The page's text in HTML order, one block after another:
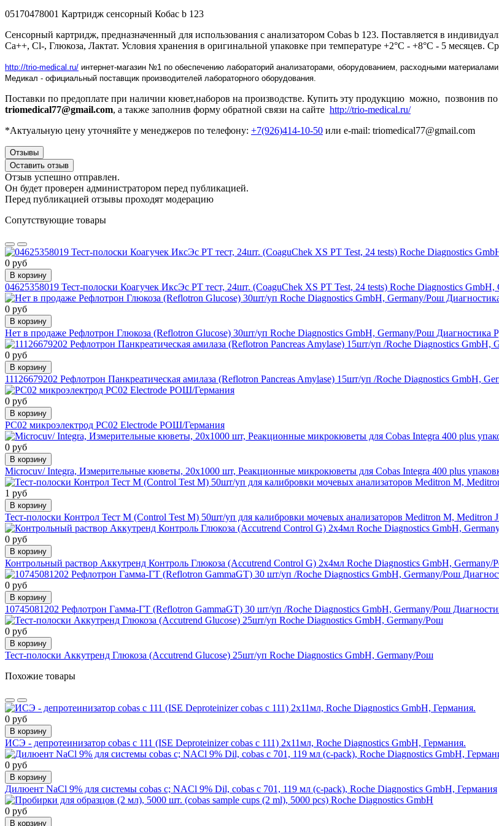
05170478001 Картридж сенсорный Кобас b 123
Сенсорный картридж, предназначенный для использования с анализатором Сobas b 123. Поставляется в
Ca++, Cl-, Глюкоза, Лактат. Условия хранения в оригинальной упаковке при температуре +2°C - +8°C - 5 месяцев.
http://trio-medical.ru/ интернет-магазин №1 по обеспечению лабораторий анализаторами, оборудованием, расходными
Медикал - официальный поставщик производителей лабораторного оборудования.
Поставки по предоплате при наличии кювет,наборов на производстве. Купить эту продукцию можно, позвонив по
triomedical77@gmail.com, а также заполнив форму обратной связи на сайте http://trio-medical.ru/
*Актуальную цену уточняйте у менеджеров по телефону: +7(926)414-10-50 или e-mail: triomedical77@gmail.com
Отзывы
Оставить отзыв
Отзыв успешно отправлен.
Он будет проверен администратором перед публикацией.
Перед публикацией отзывы проходят модерацию
Сопутствующие товары
0 руб
В корзину
04625358019 Тест-полоски Коагучек ИксЭс РТ тест, 24шт. (CoaguChek XS РТ Test, 24 tests) Roche Diagnostics
0 руб
В корзину
Нет в продаже Рефлотрон Глюкоза (Reflotron Glucose) 30шт/уп Roche Diagnostics GmbH, Germany/Рош Диагностика
0 руб
В корзину
11126679202 Рефлотрон Панкреатическая амилаза (Reflotron Pancreas Amylase) 15шт/уп /Roche Diagnostics GmbH,
0 руб
В корзину
РС02 микроэлектрод РС02 Electrode РОШ/Германия
0 руб
В корзину
Microcuv/ Integra, Измерительные кюветы, 20х1000 шт, Реакционные микрокюветы для Cobas Integra 400 plus
1 руб
В корзину
Тест-полоски Контрол Тест М (Control Test M) 50шт/уп для калибровки мочевых анализаторов Meditron M, Meditron
0 руб
В корзину
Контрольный раствор Аккутренд Контроль Глюкоза (Accutrend Control G) 2х4мл Roche Diagnostics GmbH,
0 руб
В корзину
10745081202 Рефлотрон Гамма-ГТ (Reflotron GammaGT) 30 шт/уп /Roche Diagnostics GmbH, Germany/Рош
0 руб
В корзину
Тест-полоски Аккутренд Глюкоза (Accutrend Glucose) 25шт/уп Roche Diagnostics GmbH, Germany/Рош
Похожие товары
0 руб
В корзину
ИСЭ - депротеинизатор cobas с 111 (ISE Deproteinizer cobas с 111) 2х11мл, Roche Diagnostics GmbH, Германия.
0 руб
В корзину
Дилюент NaCl 9% для системы cobas c; NACl 9% Dil, cobas c 701, 119 мл (c-pack), Roche Diagnostics GmbH, Германия
0 руб
В корзину